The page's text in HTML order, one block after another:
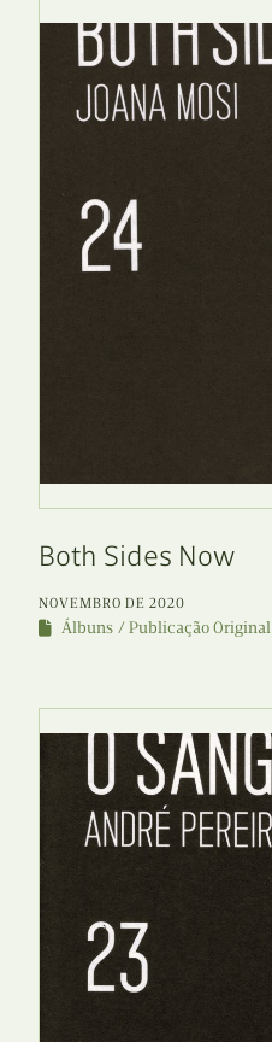
Both Sides Now
NOVEMBRO DE 2020
Álbuns Publicação Original